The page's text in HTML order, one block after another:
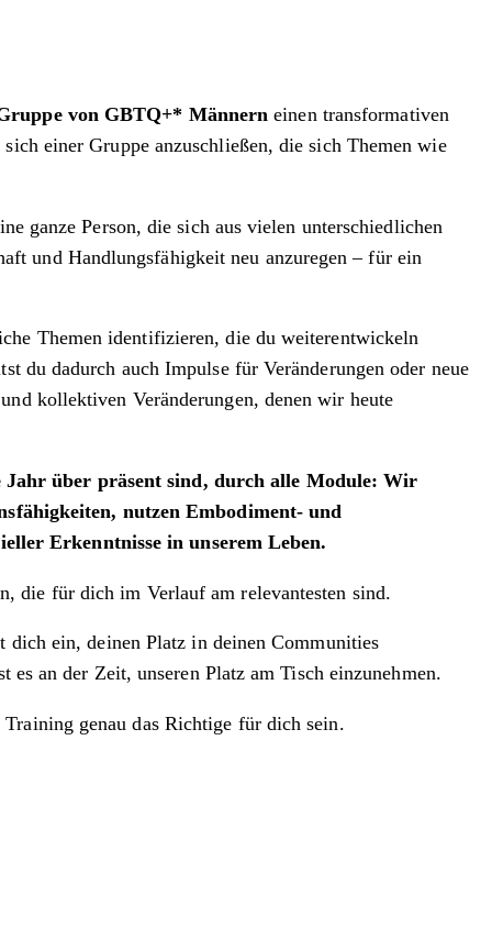
von GBTQ+* Männern einen transformativen
einer Gruppe anzuschließen, die sich Themen wie
ganze Person, die sich aus vielen unterschiedlichen
und Handlungsfähigkeit neu anzuregen – für ein
Themen identifizieren, die du weiterentwickeln
du dadurch auch Impulse für Veränderungen oder neue
kollektiven Veränderungen, denen wir heute
Jahr über präsent sind, durch alle Module: Wir
nutzen Embodiment- und
Erkenntnisse in unserem Leben.
die für dich im Verlauf am relevantesten sind.
dich ein, deinen Platz in deinen Communities
an der Zeit, unseren Platz am Tisch einzunehmen.
genau das Richtige für dich sein.